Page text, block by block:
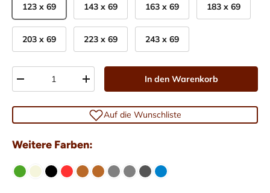
123 x 69 143 x 69 163 x 69 183 x 69
203 x 69 223 x 69 243 x 69
-
+ In den Warenkorb
Auf die Wunschliste
Weitere Farben: